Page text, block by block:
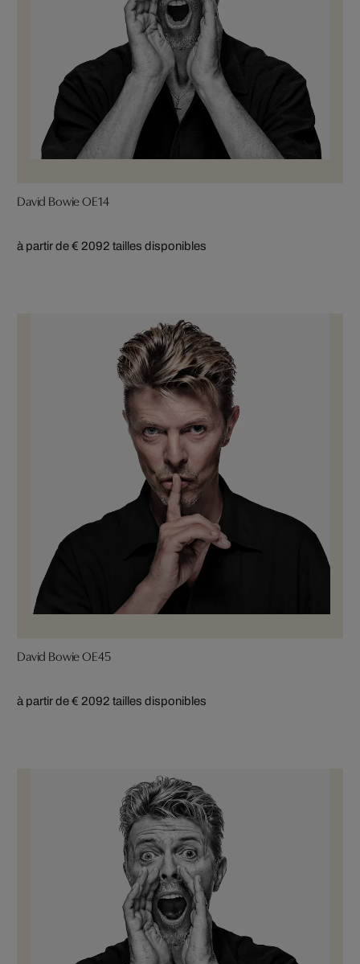
David Bowie OE14
à partir de € 2092 tailles disponibles
David Bowie OE45
à partir de € 2092 tailles disponibles